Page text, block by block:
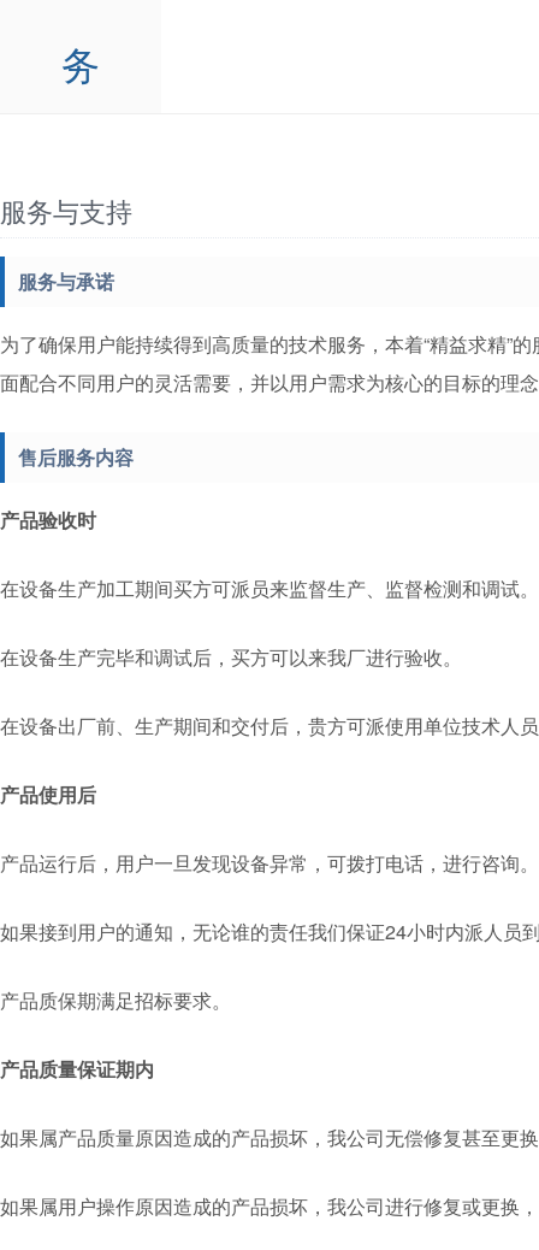
务
服务与支持
服务与承诺
为了确保用户能持续得到高质量的技术服务，本着“精益求精”
面配合不同用户的灵活需要，并以用户需求为核心的目标的理
售后服务内容
产品验收时
在设备生产加工期间买方可派员来监督生产、监督检测和调试。
在设备生产完毕和调试后，买方可以来我厂进行验收。
在设备出厂前、生产期间和交付后，贵方可派使用单位技术人
产品使用后
产品运行后，用户一旦发现设备异常，可拨打电话，进行咨询。
如果接到用户的通知，无论谁的责任我们保证24小时内派人员
产品质保期满足招标要求。
产品质量保证期内
如果属产品质量原因造成的产品损坏，我公司无偿修复甚至更
如果属用户操作原因造成的产品损坏，我公司进行修复或更换